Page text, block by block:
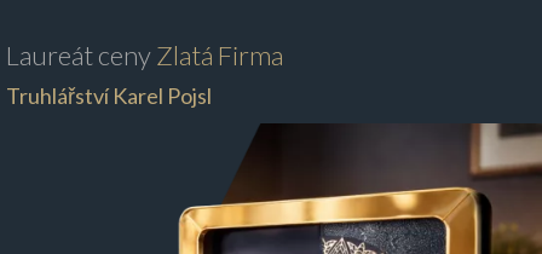
Laureát cenyZlatá Firma
Truhlářství Karel Pojsl